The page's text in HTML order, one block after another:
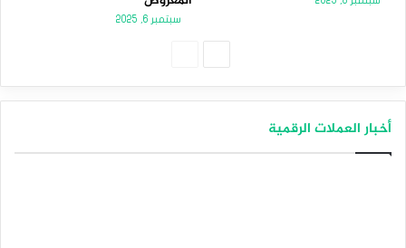
سبتمبر 6, 2025
أخبار العملات الرقمية